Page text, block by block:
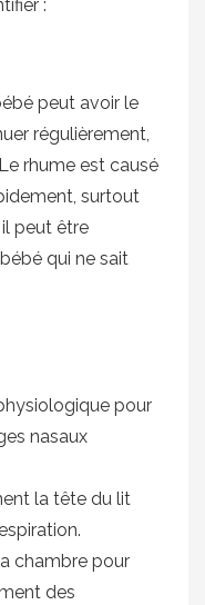
:
peut avoir le
régulièrement,
rhume est causé
surtout
peut être
qui ne sait
pour
nasaux
la tête du lit
chambre pour
des